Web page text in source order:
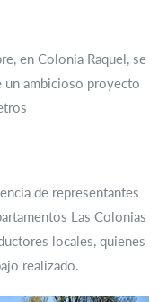
en Colonia Raquel, se
un ambicioso proyecto
de representantes
Las Colonias
locales, quienes
realizado.